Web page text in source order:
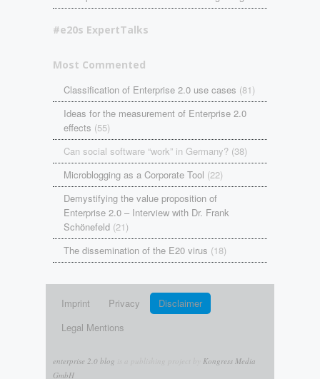
#e20s ExpertTalks
Most Commented
Classification of Enterprise 2.0 use cases (81)
Ideas for the measurement of Enterprise 2.0
effects (55)
Can social software “work” in Germany? (38)
Microblogging as a Corporate Tool (22)
Demystifying the value proposition of
Enterprise 2.0 – Interview with Dr. Frank
Schönefeld (21)
The dissemination of the E20 virus (18)
Imprint Privacy
Disclaimer
Legal Mentions
enterprise 2.0 blog
Kongress Media
GmbH